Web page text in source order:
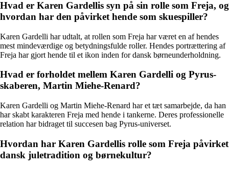
Hvad er Karen Gardellis syn på sin rolle som Freja, og
hvordan har den påvirket hende som skuespiller?
Karen Gardelli har udtalt, at rollen som Freja har været en af hendes
mest mindeværdige og betydningsfulde roller. Hendes portrættering af
Freja har gjort hende til et ikon inden for dansk børneunderholdning.
Hvad er forholdet mellem Karen Gardelli og Pyrus-
skaberen, Martin Miehe-Renard?
Karen Gardelli og Martin Miehe-Renard har et tæt samarbejde, da han
har skabt karakteren Freja med hende i tankerne. Deres professionelle
relation har bidraget til succesen bag Pyrus-universet.
Hvordan har Karen Gardellis rolle som Freja påvirket
dansk juletradition og børnekultur?